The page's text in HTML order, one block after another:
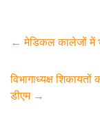
e
b
o
er
← मेडिकल कालेजों में
विभागाध्यक्ष
डीएम →